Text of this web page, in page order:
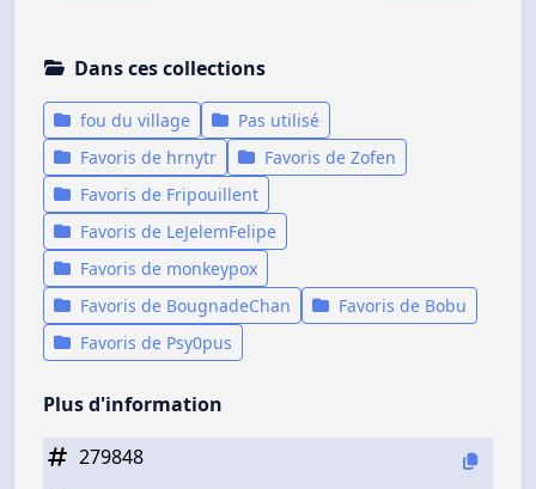
Dans ces collections
fou du village
Pas utilisé
Favoris de hrnytr
Favoris de Zofen
Favoris de Fripouillent
Favoris de LeJelemFelipe
Favoris de monkeypox
Favoris de BougnadeChan
Favoris de Bobu
Favoris de Psy0pus
Plus d'information
279848